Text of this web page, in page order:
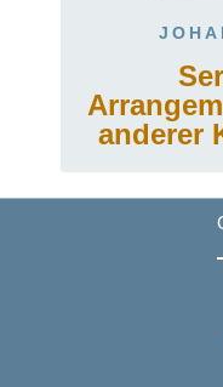
anderer
oder